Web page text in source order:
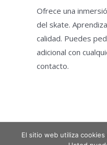
Ofrece una
del skate.
calidad. Puedes
adicional con
contacto.
Copyright © 2026
El sitio web utiliza